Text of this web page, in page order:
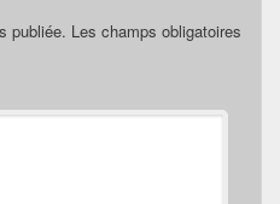
publiée. Les champs obligatoires